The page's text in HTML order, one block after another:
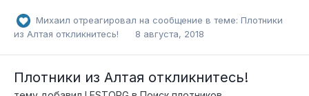
Михаил отреагировал на сообщение в теме: Плотники
из Алтая откликнитесь!
8 августа, 2018
Плотники из Алтая откликнитесь!